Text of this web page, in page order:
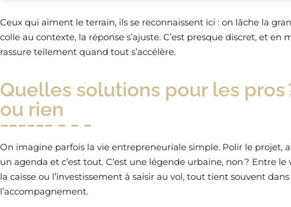
Ceux qui aiment le terrain, ils se reconnaissent ici : on lâche la
colle au contexte, la réponse s’ajuste. C’est presque discret, et
rassure tellement quand tout s’accélère.
Quelles solutions pour les pros
ou rien
On imagine parfois la vie entrepreneuriale simple. Polir le projet,
un agenda et c’est tout. C’est une légende urbaine, non ? Entre
la caisse ou l’investissement à saisir au vol, tout tient souvent
l’accompagnement.